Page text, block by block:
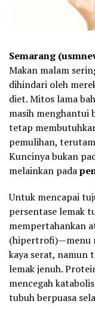
Semarang
Makan malam
dihindari oleh
diet. Mitos lama
masih menghantui
tetap
pemulihan,
Kuncinya bukan
melainkan pada
Untuk mencapai
persentase lemak
mempertahankan
(hipertrofi)—menu
kaya serat, namun
lemak jenuh.
mencegah
tubuh berpuasa